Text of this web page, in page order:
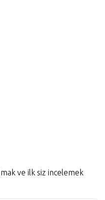
ve ilk siz incelemek